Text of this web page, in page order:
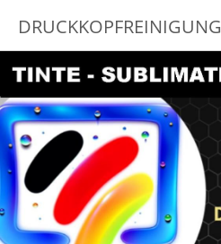
DRUCKKOPFREINIGUNG